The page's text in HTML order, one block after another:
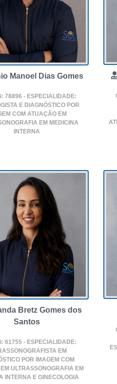
Manoel Dias Gomes
78896 - ESPECIALIDADE:
E DIAGNÓSTICO POR
COM ATUAÇÃO EM
EM MEDICINA
INTERNA
Bretz Gomes dos
Santos
61755 - ESPECIALIDADE:
EM
POR IMAGEM COM
ULTRASSONOGRAFIA EM
INTERNA E GINECOLOGIA